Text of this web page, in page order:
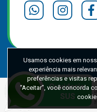
Usamos cookies em
experiência mais
preferências e visitas
“Aceitar”, você concorda
Prefeitura de Marques de